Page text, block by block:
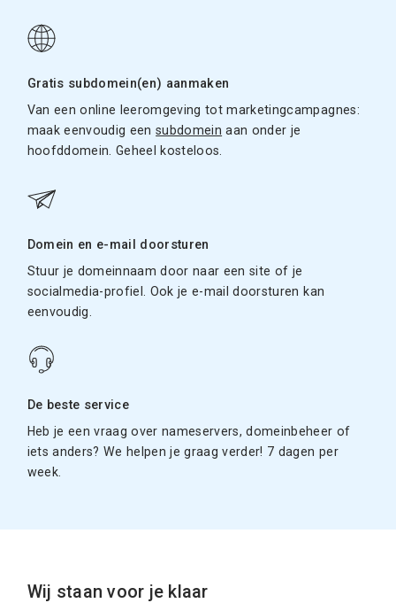
Gratis subdomein(en) aanmaken
Van een online leeromgeving tot marketingcampagnes:
maak eenvoudig eensubdomein aan onder je
hoofddomein. Geheel kosteloos.
Domein en e-mail doorsturen
Stuur je domeinnaam door naar een site of je
socialmedia-profiel. Ook je e-mail doorsturen kan
eenvoudig.
De beste service
Heb je een vraag over nameservers, domeinbeheer of
iets anders? We helpen je graag verder! 7 dagen per
week.
Wij staan voor je klaar